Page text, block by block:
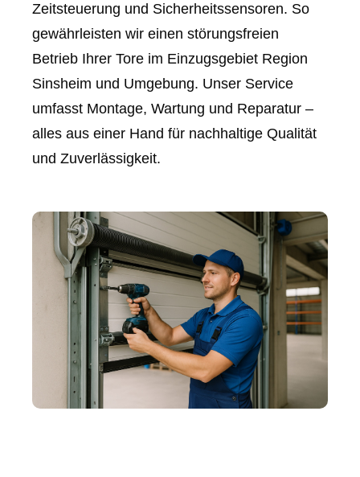
Zeitsteuerung und Sicherheitssensoren. So
gewährleisten wir einen störungsfreien
Betrieb Ihrer Tore im Einzugsgebiet Region
Sinsheim und Umgebung. Unser Service
umfasst Montage, Wartung und Reparatur –
alles aus einer Hand für nachhaltige Qualität
und Zuverlässigkeit.